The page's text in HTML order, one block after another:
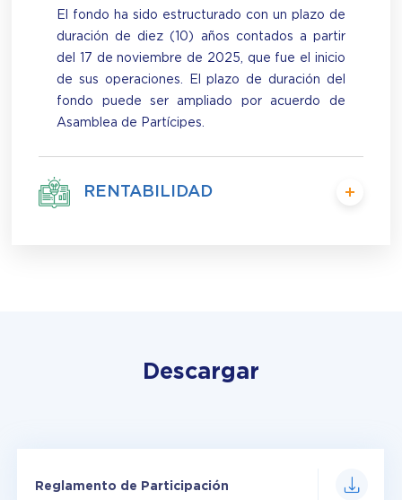
El fondo ha sido estructurado con un plazo de
duración de diez (10) años contados a partir
del 17 de noviembre de 2025, que fue el inicio
de sus operaciones. El plazo de duración del
fondo puede ser ampliado por acuerdo de
Asamblea de Partícipes.
RENTABILIDAD
Descargar
Reglamento de Participación